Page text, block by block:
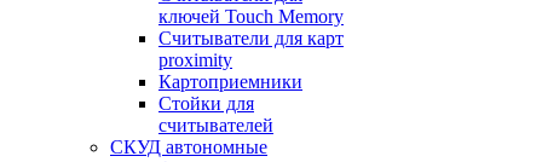
ключей Touch Memory
Считыватели для карт
proximity
Картоприемники
Стойки для
считывателей
СКУД автономные